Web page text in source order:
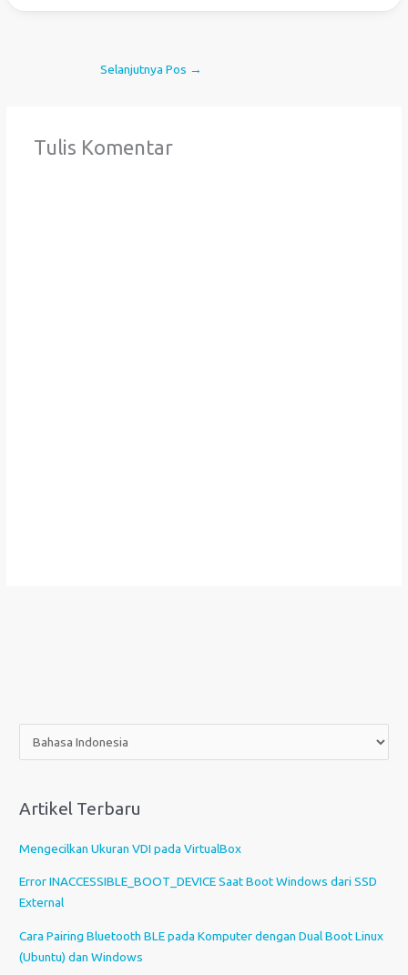
Selanjutnya Pos →
Tulis Komentar
h
b
u
h
b
Artikel Terbaru
Mengecilkan Ukuran VDI pada VirtualBox
Error INACCESSIBLE_BOOT_DEVICE Saat Boot Windows dari SSD
External
Cara Pairing Bluetooth BLE pada Komputer dengan Dual Boot Linux
(Ubuntu) dan Windows